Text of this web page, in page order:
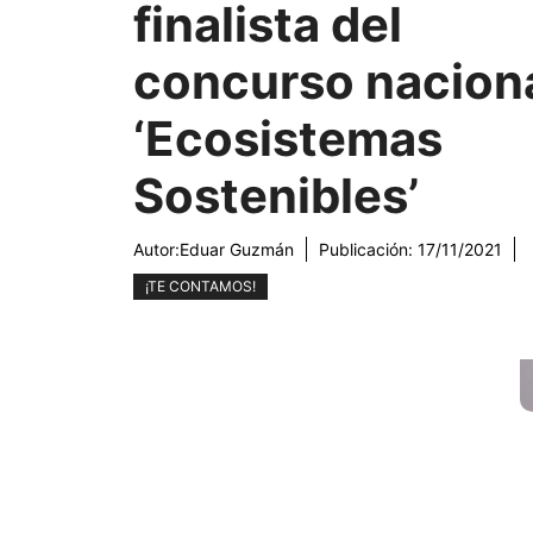
finalista del
concurso
‘Ecosistemas
Sostenibles’
Autor:Eduar Guzmán Publicación: 17/11/2021
¡TE CONTAMOS!